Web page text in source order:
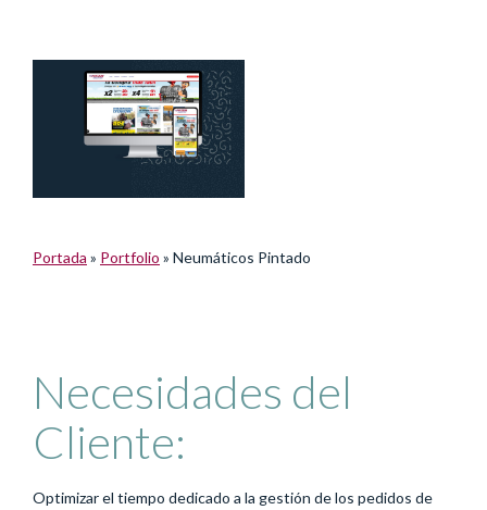
Portada » Portfolio » Neumáticos Pintado
Necesidades del
Cliente:
Optimizar el tiempo dedicado a la gestión de los pedidos de